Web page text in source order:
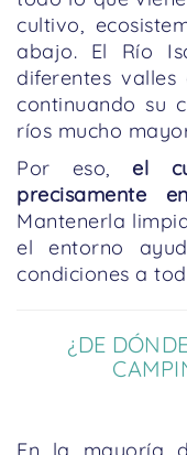
cultivo,
abajo. El Río
diferentes
continuando su
ríos mucho
Por eso, el
precisamente
Mantenerla
el entorno
condiciones a
¿DE